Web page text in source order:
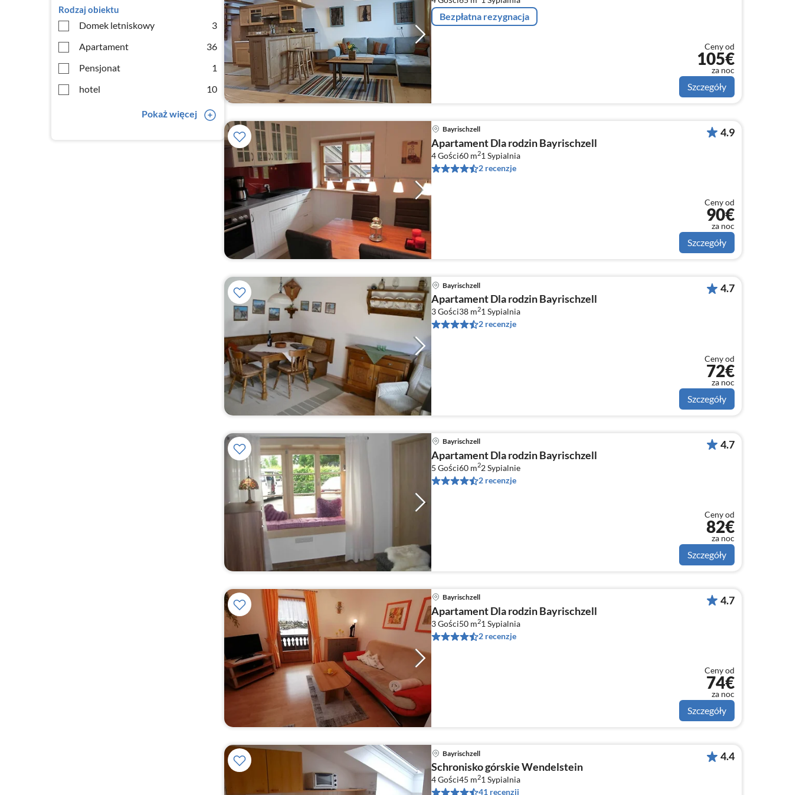
Rodzaj obiektu
Domek letniskowy
3
Apartament
36
Pensjonat
1
hotel
10
Pokaż więcej
Bezpłatna rezygnacja
Ceny od
105€
za noc
Szczegóły
Bayrischzell
Apartament Dla rodzin Bayrischzell
4 Gości60 m21 Sypialnia
2 recenzje
4.9
Ceny od
90€
za noc
Szczegóły
Bayrischzell
Apartament Dla rodzin Bayrischzell
3 Gości38 m21 Sypialnia
2 recenzje
4.7
Ceny od
72€
za noc
Szczegóły
Bayrischzell
Apartament Dla rodzin Bayrischzell
5 Gości60 m22Sypialnie
2 recenzje
4.7
Ceny od
82€
za noc
Szczegóły
Bayrischzell
Apartament Dla rodzin Bayrischzell
3 Gości50 m21 Sypialnia
2 recenzje
4.7
Ceny od
74€
za noc
Szczegóły
Bayrischzell
Schronisko górskie Wendelstein
4 Gości45 m21 Sypialnia
41 recenzji
4.4